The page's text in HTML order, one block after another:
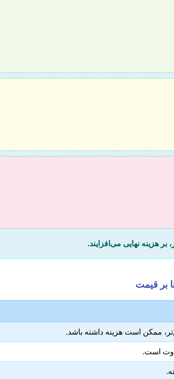
هزینه نهایی می‌افزایند.
بر قیمت
ممکن است هزینه داشته باشد.
است.